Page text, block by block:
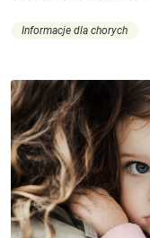
Informacje dla chorych